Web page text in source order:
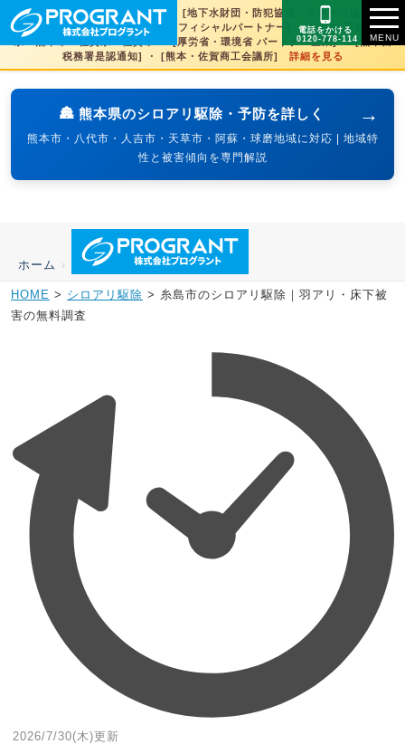
[文化財虫菌害研究所 賛助会員] ・ [地下水財団・防犯協会・スポーツ協会×3県
賛助] ・ [火の国サラマンダーズオフィシャルパートナー] ・ [SDGs登録] 熊本
県・熊本市・佐賀県・佐賀市 ・ [厚労省・環境省 パートナー企業] ・ [熊本西
税務署是認通知] ・ [熊本・佐賀商工会議所] 詳細を見る
→
🏯 熊本県のシロアリ駆除・予防を詳しく
熊本市・八代市・人吉市・天草市・阿蘇・球磨地域に対応 | 地域特
性と被害傾向を専門解説
電話をかける
0120-778-114
ホーム ›
HOME > シロアリ駆除 > 糸島市のシロアリ駆除｜羽アリ・床下被
害の無料調査
2026/7/30(木)更新